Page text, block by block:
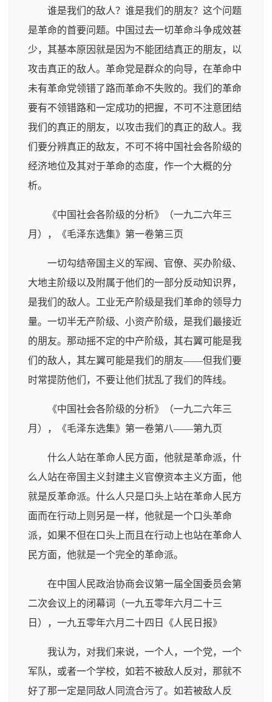
谁是我们的敌人？谁是我们的朋友？这个问题
是革命的首要问题。中国过去一切革命斗争成效甚
少，其基本原因就是因为不能团结真正的朋友，以
攻击真正的敌人。革命党是群众的向导，在革命中
未有革命党领错了路而革命不失败的。我们的革命
要有不领错路和一定成功的把握，不可不注意团结
我们的真正的朋友，以攻击我们的真正的敌人。我
们要分辨真正的敌友，不可不将中国社会各阶级的
经济地位及其对于革命的态度，作一个大概的分
析。
《中国社会各阶级的分析》（一九二六年三
月），《毛泽东选集》第一卷第三页
一切勾结帝国主义的军阀、官僚、买办阶级、
大地主阶级以及附属于他们的一部分反动知识界，
是我们的敌人。工业无产阶级是我们革命的领导力
量。一切半无产阶级、小资产阶级，是我们最接近
的朋友。那动摇不定的中产阶级，其右翼可能是我
们的敌人，其左翼可能是我们的朋友——但我们要
时常提防他们，不要让他们扰乱了我们的阵线。
《中国社会各阶级的分析》（一九二六年三
月），《毛泽东选集》第一卷第八——第九页
什么人站在革命人民方面，他就是革命派，什
么人站在帝国主义封建主义官僚资本主义方面，他
就是反革命派。什么人只是口头上站在革命人民方
面而在行动上则另是一样，他就是一个口头革命
派，如果不但在口头上而且在行动上也站在革命人
民方面，他就是一个完全的革命派。
在中国人民政治协商会议第一届全国委员会第
二次会议上的闭幕词（一九五零年六月二十三
日），一九五零年六月二十四日《人民日报》
我认为，对我们来说，一个人，一个党，一个
军队，或者一个学校，如若不被敌人反对，那就不
好了那一定是同敌人同流合污了。如若被敌人反